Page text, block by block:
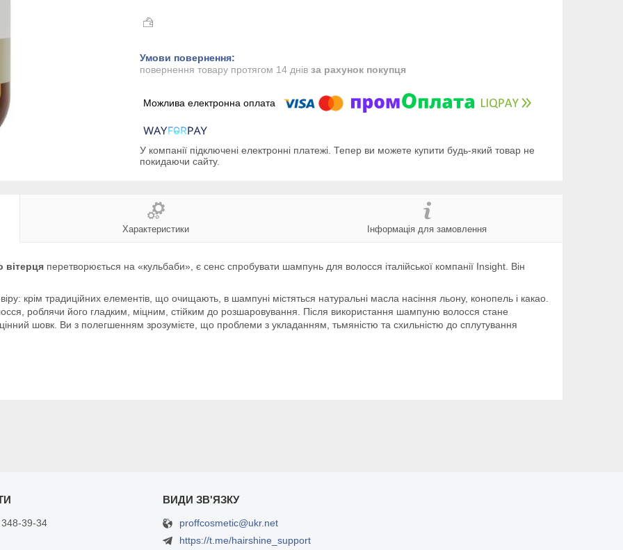
повернення товару протягом 14 днів за рахунок покупця
У компанії підключені електронні платежі. Тепер ви можете купити будь-який товар не
покидаючи сайту.
Характеристики Інформація для замовлення
вітерця перетворюється на «кульбаби», є сенс спробувати шампунь для волосся італійської компанії Insight. Він
крім традиційних елементів, що очищають, в шампуні містяться натуральні масла насіння льону, конопель і какао.
роблячи його гладким, міцним, стійким до розшаровування. Після використання шампуню волосся стане
шовк. Ви з полегшенням зрозумієте, що проблеми з укладанням, тьмяністю та схильністю до сплутування
39-34
proffcosmetic@ukr.net
https://t.me/hairshine_support